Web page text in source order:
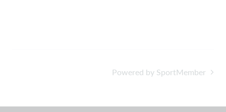
Powered by SportMember